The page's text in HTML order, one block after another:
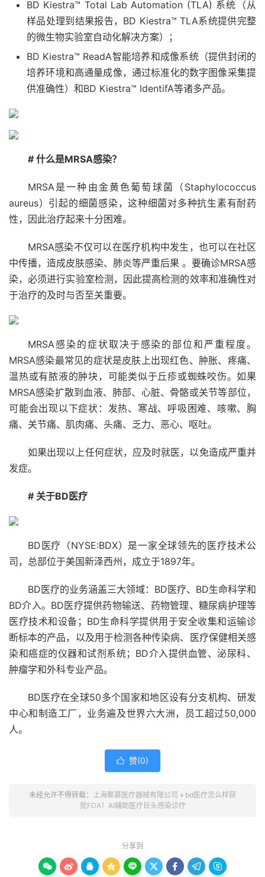
BD Kiestra™ Total Lab Automation (TLA) 系统（从
样品处理到结果报告，BD Kiestra™ TLA系统提供完整
的微生物实验室自动化解决方案）；
BD Kiestra™ ReadA智能培养和成像系统（提供封闭的
培养环境和高通量成像，通过标准化的数字图像采集提
供准确性）和BD Kiestra™ IdentifA等诸多产品。
# 什么是MRSA感染？
MRSA是一种由金黄色葡萄球菌（Staphylococcus
aureus）引起的细菌感染，这种细菌对多种抗生素有耐药
性，因此治疗起来十分困难。
MRSA感染不仅可以在医疗机构中发生，也可以在社区
中传播，造成皮肤感染、肺炎等严重后果 。要确诊MRSA感
染，必须进行实验室检测，因此提高检测的效率和准确性对
于治疗的及时与否至关重要。
MRSA感染的症状取决于感染的部位和严重程度。
MRSA感染最常见的症状是皮肤上出现红色、肿胀、疼痛、
温热或有脓液的肿块，可能类似于丘疹或蜘蛛咬伤。如果
MRSA感染扩散到血液、肺部、心脏、骨骼或关节等部位，
可能会出现以下症状：发热、寒战、呼吸困难、咳嗽、胸
痛、关节痛、肌肉痛、头痛、乏力、恶心、呕吐。
如果出现以上任何症状，应及时就医，以免造成严重并
发症。
# 关于BD医疗
BD医疗 （NYSE:BDX） 是一家全球领先的医疗技术公
司，总部位于美国新泽西州，成立于1897年。
BD医疗的业务涵盖三大领域：BD医疗、BD生命科学和
BD介入。BD医疗提供药物输送、药物管理、糖尿病护理等
医疗技术和设备；BD生命科学提供用于安全收集和运输诊
断标本的产品，以及用于检测各种传染病、医疗保健相关感
染和癌症的仪器和试剂系统；BD介入提供血管、泌尿科、
肿瘤学和外科专业产品。
BD医疗在全球50多个国家和地区设有分支机构、研发
中心和制造工厂，业务遍及世界六大洲，员工超过50,000
人。
 赞(0)
未经允许不得转载： 上海聚慕医疗器械有限公司 » bd医疗怎么样获
批FDA！AI辅助医疗巨头感染诊疗
分享到
        